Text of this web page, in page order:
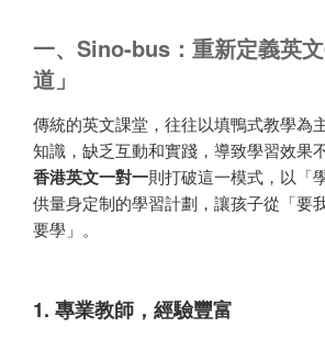
一、Sino-bus：重新定義英
道」
傳統的英文課堂，往往以填鴨式教學為
知識，缺乏互動和實踐，導致學習效果
香港英文一對一則打破這一模式，以「
供量身定制的學習計劃，讓孩子從「要
要學」。
1. 專業教師，經驗豐富